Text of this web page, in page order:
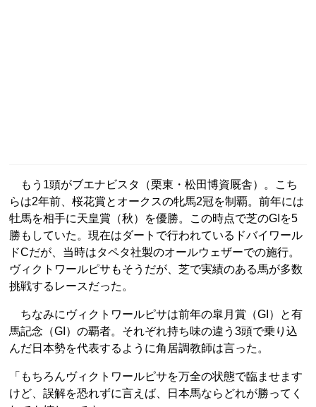
もう1頭がブエナビスタ（栗東・松田博資厩舎）。こち
らは2年前、桜花賞とオークスの牝馬2冠を制覇。前年には
牡馬を相手に天皇賞（秋）を優勝。この時点で芝のGIを5
勝もしていた。現在はダートで行われているドバイワール
ドCだが、当時はタペタ社製のオールウェザーでの施行。
ヴィクトワールピサもそうだが、芝で実績のある馬が多数
挑戦するレースだった。
ちなみにヴィクトワールピサは前年の皐月賞（GI）と有
馬記念（GI）の覇者。それぞれ持ち味の違う3頭で乗り込
んだ日本勢を代表するように角居調教師は言った。
「もちろんヴィクトワールピサを万全の状態で臨ませます
けど、誤解を恐れずに言えば、日本馬ならどれが勝ってく